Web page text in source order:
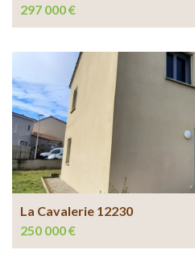
297 000 €
La Cavalerie 12230
250 000 €